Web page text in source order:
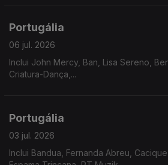
Portugália
06 jul. 2026
Inclui John Mercy, Ban, Lisa Sereno,
Criatura-Dança,...
Portugália
03 jul. 2026
Inclui Bandua, Fernanda Abreu,